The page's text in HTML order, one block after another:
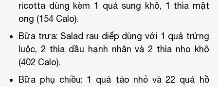
ricotta dùng kèm 1 quả sung khô, 1 thìa mật
ong (154 Calo).
Bữa trưa: Salad rau diếp dùng với 1 quả trứng
luộc, 2 thìa dầu hạnh nhân và 2 thìa nho khô
(402 Calo).
Bữa phụ chiều: 1 quả táo nhỏ và 22 quả hồ